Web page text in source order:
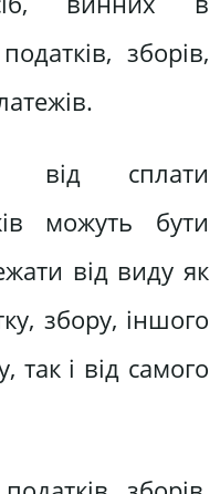
зборів,
від сплати
можуть бути
від виду як
збору, іншого
так і від самого